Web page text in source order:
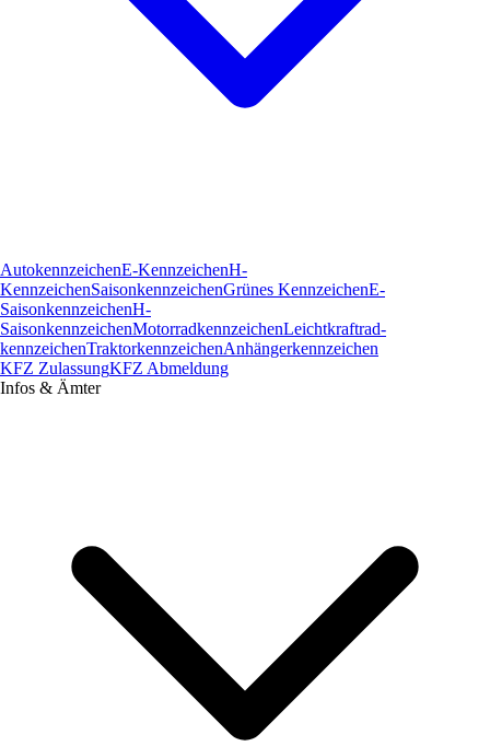
AutokennzeichenE-KennzeichenH-
KennzeichenSaisonkennzeichenGrünes KennzeichenE-
SaisonkennzeichenH-
SaisonkennzeichenMotorradkennzeichenLeichtkraftrad­
kennzeichenTraktorkennzeichenAnhängerkennzeichen
KFZ ZulassungKFZ Abmeldung
Infos & Ämter